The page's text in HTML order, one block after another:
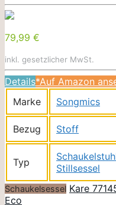
79,99 €
inkl. gesetzlicher MwSt.
Details*Auf Amazon
Marke
Songmics
Bezug Stoff
Typ
Stillsessel
Schaukelsessel Kare
Eco